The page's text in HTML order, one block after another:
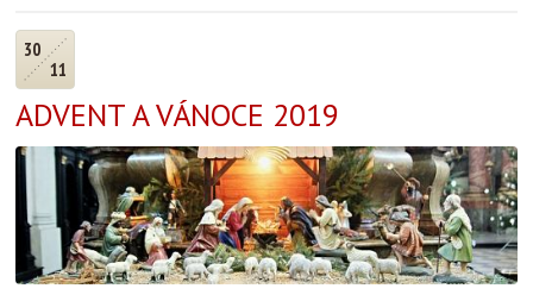
30
11
ADVENT A VÁNOCE 2019